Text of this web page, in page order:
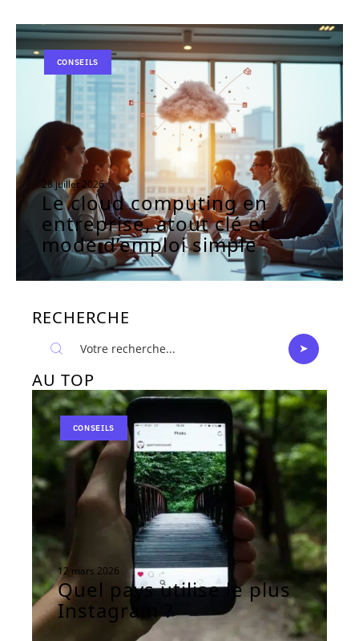
CONSEILS
28 juillet 2026
Le cloud computing en
entreprise, atout clé et
mode d’emploi simple
RECHERCHE
AU TOP
CONSEILS
12 mars 2026
Quel pays utilise le plus
Instagram ?